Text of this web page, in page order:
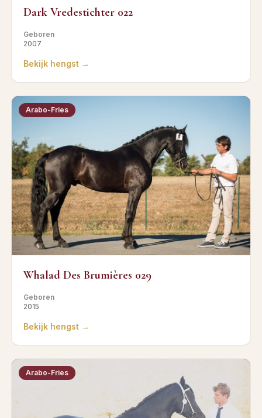
Dark Vredestichter 022
Geboren
2007
Bekijk hengst →
Arabo-Fries
Whalad Des Brumières 029
Geboren
2015
Bekijk hengst →
Arabo-Fries